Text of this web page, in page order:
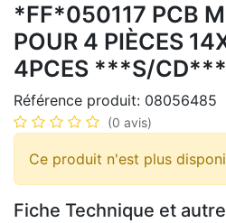
*FF*050117 PCB
POUR 4 PIÈCES
4PCES ***S/CD***
Référence produit: 08056485
(0 avis)
Ce produit n'est plus
Fiche Technique et